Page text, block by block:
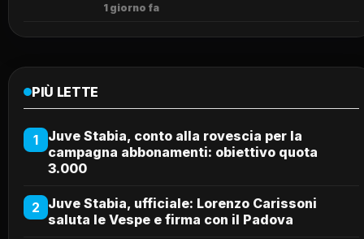
1 giorno fa
PIÙ LETTE
1
Juve Stabia, conto alla rovescia per la
campagna abbonamenti: obiettivo quota
3.000
2 Juve Stabia, ufficiale: Lorenzo Carissoni
saluta le Vespe e firma con il Padova